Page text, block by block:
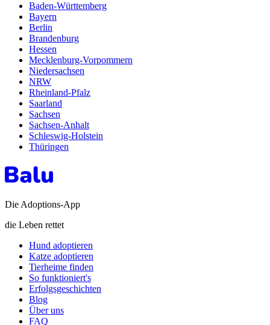
Baden-Württemberg
Bayern
Berlin
Brandenburg
Hessen
Mecklenburg-Vorpommern
Niedersachsen
NRW
Rheinland-Pfalz
Saarland
Sachsen
Sachsen-Anhalt
Schleswig-Holstein
Thüringen
Die Adoptions-App
die Leben rettet
Hund adoptieren
Katze adoptieren
Tierheime finden
So funktioniert's
Erfolgsgeschichten
Blog
Über uns
FAQ